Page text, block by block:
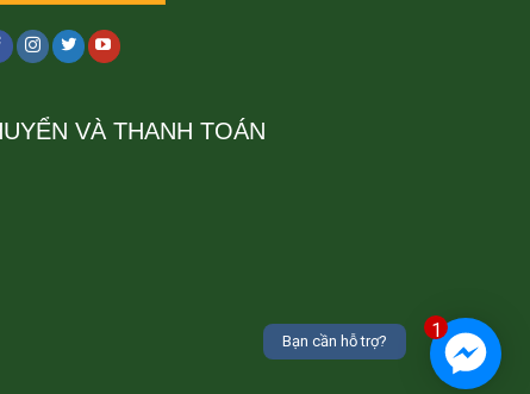
VÀ THANH TOÁN
1
Bạn cần hỗ trợ?